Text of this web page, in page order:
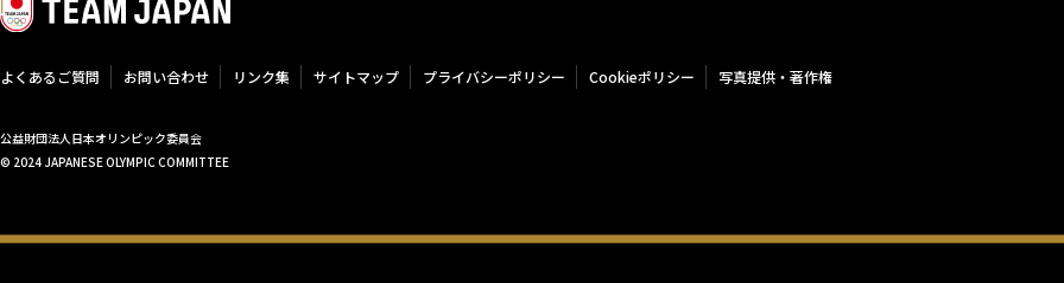
よくあるご質問 お問い合わせ リンク集 サイトマップ プライバシーポリシー Cookieポリシー 写真提供・著作権
公益財団法人日本オリンピック委員会
© 2024 JAPANESE OLYMPIC COMMITTEE